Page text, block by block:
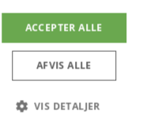
ACCEPTER ALLE
AFVIS ALLE
VIS DETALJER